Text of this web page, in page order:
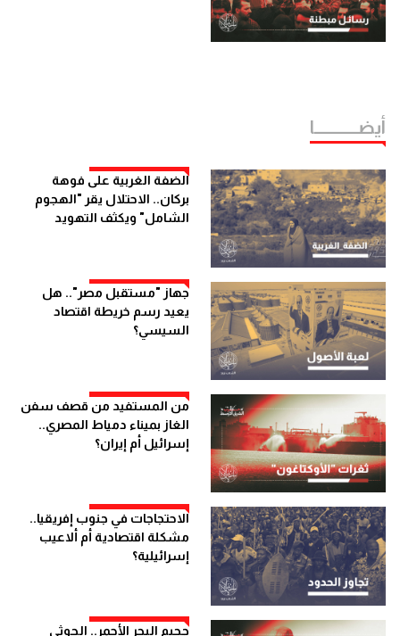
أيضــــــــــــا
الضفة الغربية على فوهة
بركان.. الاحتلال يقر "الهجوم
الشامل" ويكثف التهويد
جهاز "مستقبل مصر".. هل
يعيد رسم خريطة اقتصاد
السيسي؟
من المستفيد من قصف سفن
الغاز بميناء دمياط المصري..
إسرائيل أم إيران؟
الاحتجاجات في جنوب إفريقيا..
مشكلة اقتصادية أم ألاعيب
إسرائيلية؟
جحيم البحر الأحمر.. الحوثي